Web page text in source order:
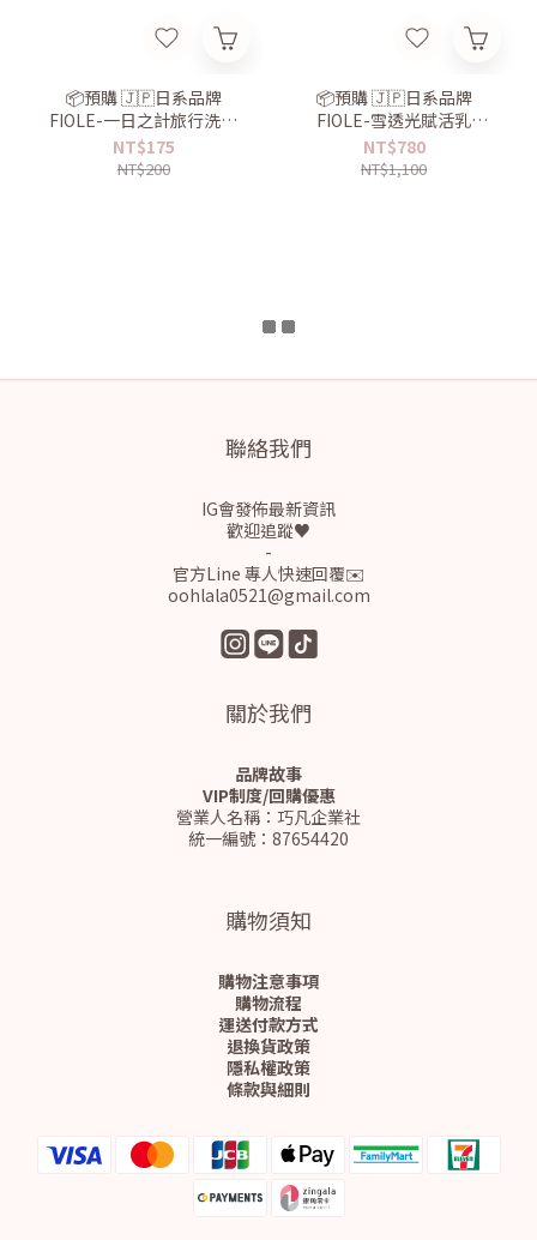
📦預購 🇯🇵日系品牌
FIOLE-一日之計旅行洗護
系列50ML 新款上架✨
NT$175
NT$200
📦預購 🇯🇵日系品牌
FIOLE-雪透光賦活乳
150ml
NT$780
NT$1,100
聯絡我們
IG會發佈最新資訊
歡迎追蹤♥
-
官方Line 專人快速回覆✉️
oohlala0521@gmail.com
關於我們
品牌故事
VIP制度/回購優惠
營業人名稱：巧凡企業社
統一編號：87654420
購物須知
購物注意事項
購物流程
運送付款方式
退換貨政策
隱私權政策
條款與細則